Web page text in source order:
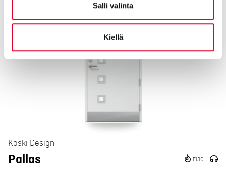
Salli valinta
Kiellä
Kaski Design
Pallas EI30